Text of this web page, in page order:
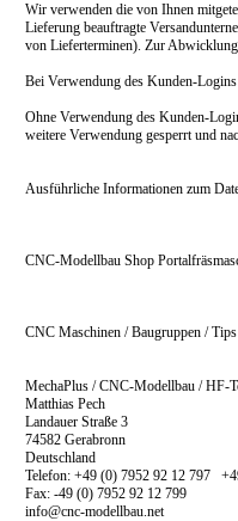
Wir verwenden die von Ihnen
Lieferung beauftragte
von Lieferterminen). Zur
Bei Verwendung des Kunden-
Ohne Verwendung des Kunden-
weitere Verwendung gesperrt und
Ausführliche Informationen zum
CNC-Modellbau Shop
CNC Maschinen / Baugruppen /
MechaPlus / CNC-Modellbau / HF-
Matthias Pech
Landauer Straße 3
74582 Gerabronn
Deutschland
Telefon: +49 (0) 7952 92 12 797
Fax: -49 (0) 7952 92 12 799
info@cnc-modellbau.net